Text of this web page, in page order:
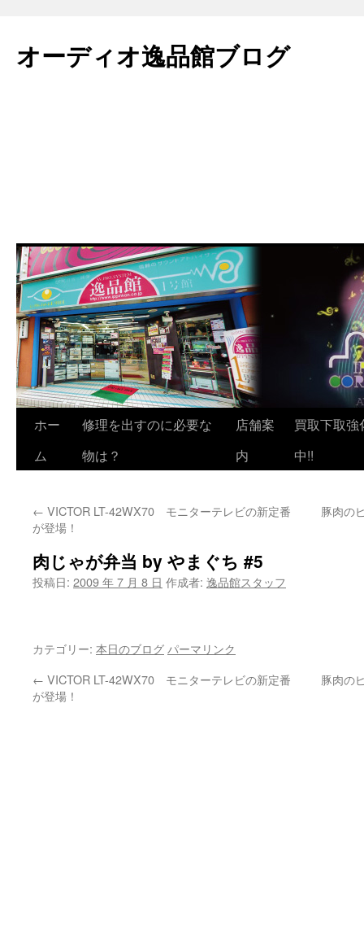
テ
ン
オーディオ逸品館ブログ
ホー
ム
修理を出すのに必要な
物は？
店舗案
内
買取下取強
中!!
← VICTOR LT-42WX70 モニターテレビの新定番
が登場！
豚肉の
肉じゃが弁当 by やまぐち #5
投稿日: 2009 年 7 月 8 日 作成者: 逸品館スタッフ
カテゴリー: 本日のブログ パーマリンク
← VICTOR LT-42WX70 モニターテレビの新定番
が登場！
豚肉の